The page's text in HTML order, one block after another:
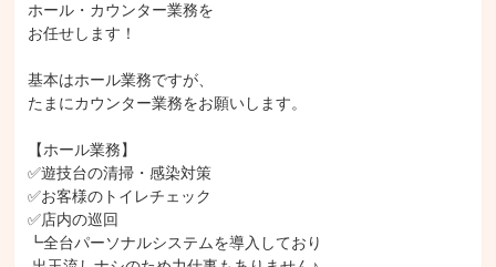
ホール・カウンター業務を
お任せします！
基本はホール業務ですが、
たまにカウンター業務をお願いします。
【ホール業務】
✅遊技台の清掃・感染対策
✅お客様のトイレチェック
✅店内の巡回
┗全台パーソナルシステムを導入しており